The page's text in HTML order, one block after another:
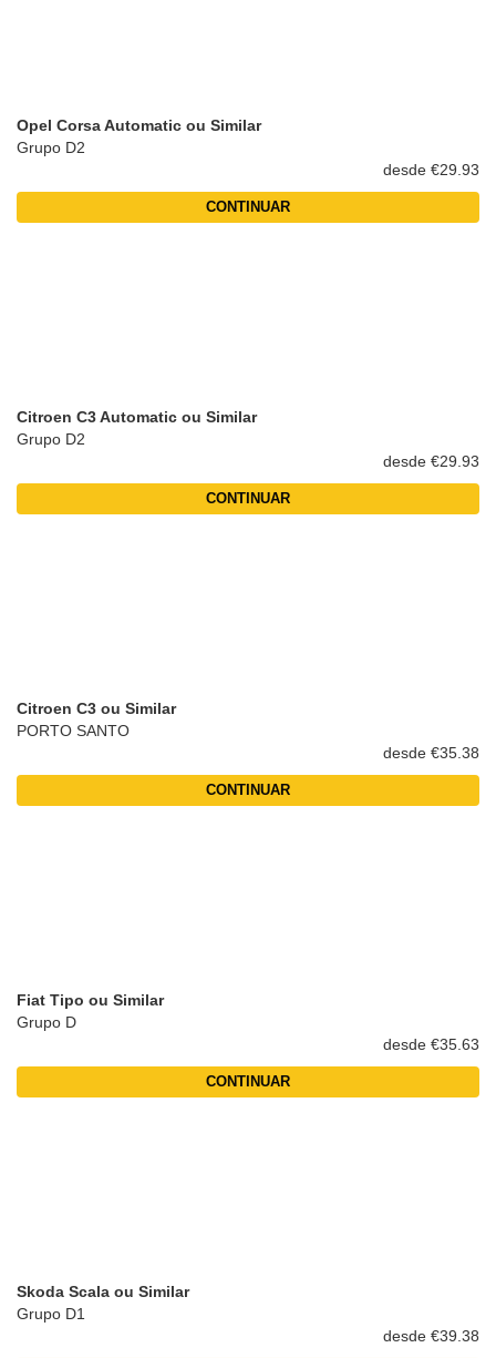
Opel Corsa Automatic ou Similar
Grupo D2
desde €29.93
CONTINUAR
Citroen C3 Automatic ou Similar
Grupo D2
desde €29.93
CONTINUAR
Citroen C3 ou Similar
PORTO SANTO
desde €35.38
CONTINUAR
Fiat Tipo ou Similar
Grupo D
desde €35.63
CONTINUAR
Skoda Scala ou Similar
Grupo D1
desde €39.38